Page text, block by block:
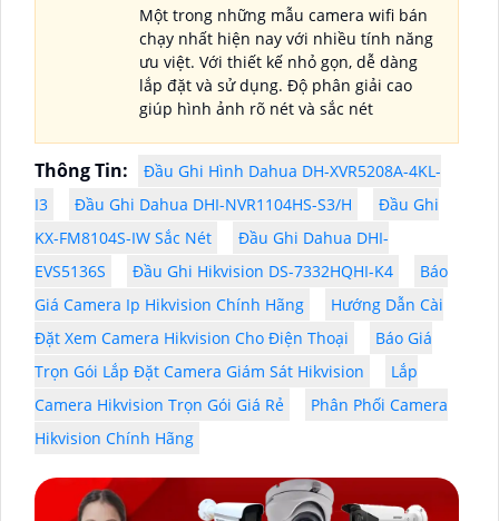
Một trong những mẫu camera wifi bán
chạy nhất hiện nay với nhiều tính năng
ưu việt. Với thiết kế nhỏ gọn, dễ dàng
lắp đặt và sử dụng. Độ phân giải cao
giúp hình ảnh rõ nét và sắc nét
Thông Tin:
Đầu Ghi Hình Dahua DH-XVR5208A-4KL-
I3
Đầu Ghi Dahua DHI-NVR1104HS-S3/H
Đầu Ghi
KX-FM8104S-IW Sắc Nét
Đầu Ghi Dahua DHI-
EVS5136S
Đầu Ghi Hikvision DS-7332HQHI-K4
Báo
Giá Camera Ip Hikvision Chính Hãng
Hướng Dẫn Cài
Đặt Xem Camera Hikvision Cho Điện Thoại
Báo Giá
Trọn Gói Lắp Đặt Camera Giám Sát Hikvision
Lắp
Camera Hikvision Trọn Gói Giá Rẻ
Phân Phối Camera
Hikvision Chính Hãng